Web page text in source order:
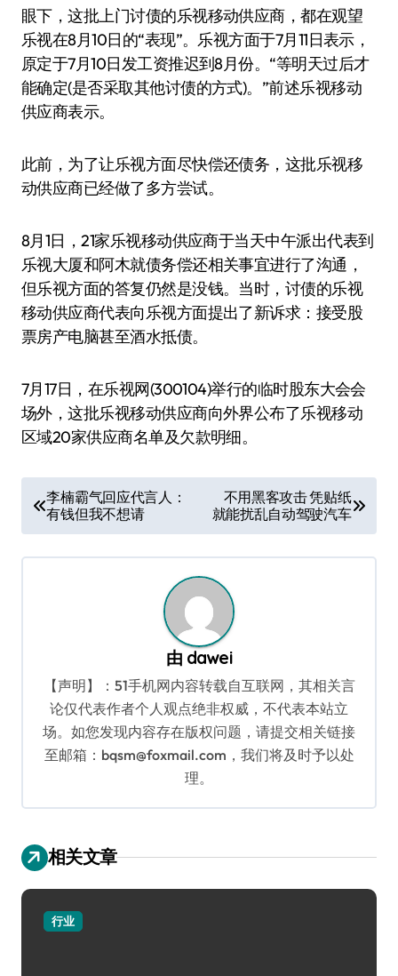
眼下，这批上门讨债的乐视移动供应商，都在观望
乐视在8月10日的“表现”。乐视方面于7月11日表示，
原定于7月10日发工资推迟到8月份。“等明天过后才
能确定(是否采取其他讨债的方式)。”前述乐视移动
供应商表示。
此前，为了让乐视方面尽快偿还债务，这批乐视移
动供应商已经做了多方尝试。
8月1日，21家乐视移动供应商于当天中午派出代表到
乐视大厦和阿木就债务偿还相关事宜进行了沟通，
但乐视方面的答复仍然是没钱。当时，讨债的乐视
移动供应商代表向乐视方面提出了新诉求：接受股
票房产电脑甚至酒水抵债。
7月17日，在乐视网(300104)举行的临时股东大会会
场外，这批乐视移动供应商向外界公布了乐视移动
区域20家供应商名单及欠款明细。
章
导
李楠霸气回应代言人：
有钱但我不想请
不用黑客攻击 凭贴纸
就能扰乱自动驾驶汽车
由 dawei
【声明】：51手机网内容转载自互联网，其相关言
论仅代表作者个人观点绝非权威，不代表本站立
场。如您发现内容存在版权问题，请提交相关链接
至邮箱：bqsm@foxmail.com，我们将及时予以处
理。
相关文章
行业